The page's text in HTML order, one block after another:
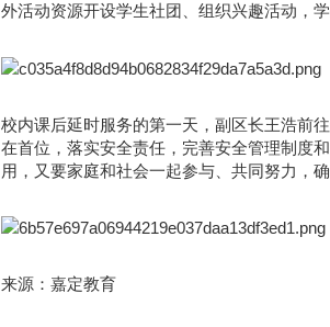
外活动资源开设学生社团、组织兴趣活动，
校内课后延时服务的第一天，副区长王浩前
在首位，落实安全责任，完善安全管理制度
用，又要家庭和社会一起参与、共同努力，
来源：嘉定教育